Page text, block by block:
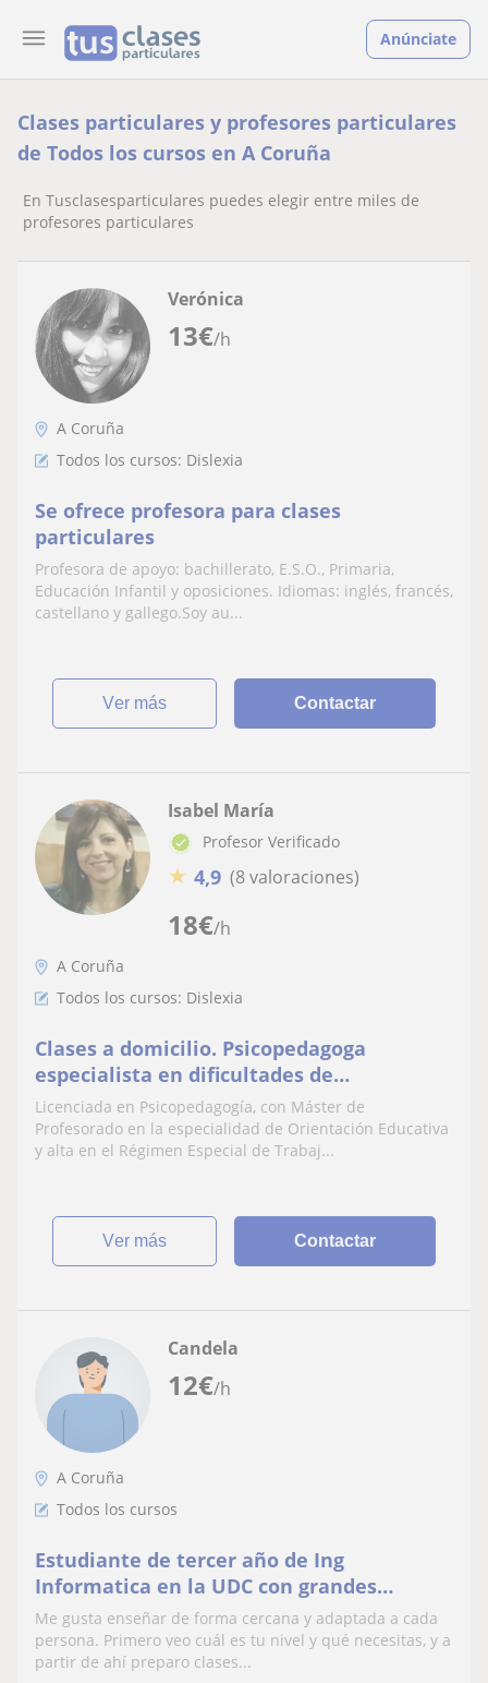
Anúnciate
Clases particulares y profesores particulares
de Todos los cursos en A Coruña
En Tusclasesparticulares puedes elegir entre miles de
profesores particulares
13€/h
Verónica
A Coruña
Todos los cursos: Dislexia
Se ofrece profesora para clases
particulares
Profesora de apoyo: bachillerato, E.S.O., Primaria,
Educación Infantil y oposiciones. Idiomas: inglés, francés,
castellano y gallego.Soy au...
ver más Contactar
18€/h
Isabel María
Profesor Verificado
★ 4,9 (8 valoraciones)
A Coruña
Todos los cursos: Dislexia
Clases a domicilio. Psicopedagoga
especialista en dificultades de
aprendizaje, TDAH, dislexia,
discalculia,TEA. Licenciada en
Psicopedagogía autónoma con Máster en
educativo
Licenciada en Psicopedagogía, con Máster de
Profesorado en la especialidad de Orientación Educativa
y alta en el Régimen Especial de Trabaj...
ver más Contactar
12€/h
Candela
A Coruña
Todos los cursos
Estudiante de tercer año de Ing
Informatica en la UDC con grandes
aptitudes para impartir cualquier
materia.
Me gusta enseñar de forma cercana y adaptada a cada
persona. Primero veo cuál es tu nivel y qué necesitas, y a
partir de ahí preparo clases...